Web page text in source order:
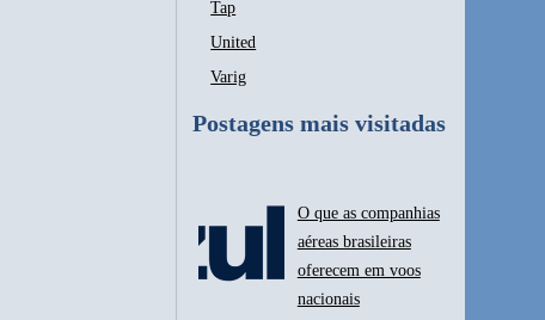
Tap
United
Varig
Postagens mais visitadas
O que as companhias
aéreas brasileiras
oferecem em voos
nacionais